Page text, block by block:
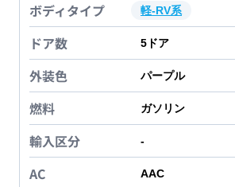
ボディタイプ 軽-RV系
ドア数 5 ドア
外装色 パープル
燃料 ガソリン
輸入区分 -
AC AAC